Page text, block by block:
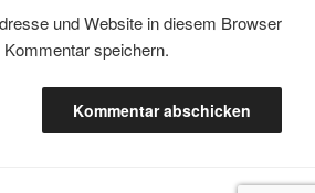
und Website in diesem Browser
speichern.